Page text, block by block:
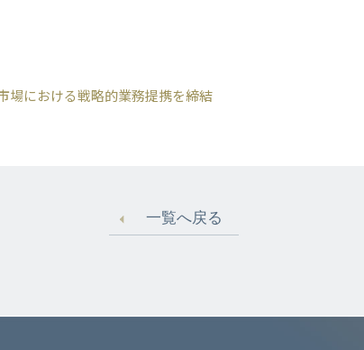
場における戦略的業務提携を締結
一覧へ戻る